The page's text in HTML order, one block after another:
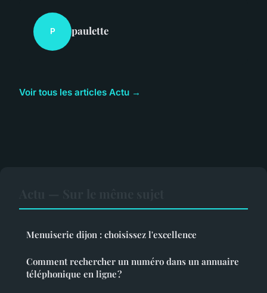
P paulette
Voir tous les articles Actu →
Menuiserie dijon : choisissez l'excellence
Comment rechercher un numéro dans un annuaire
téléphonique en ligne ?